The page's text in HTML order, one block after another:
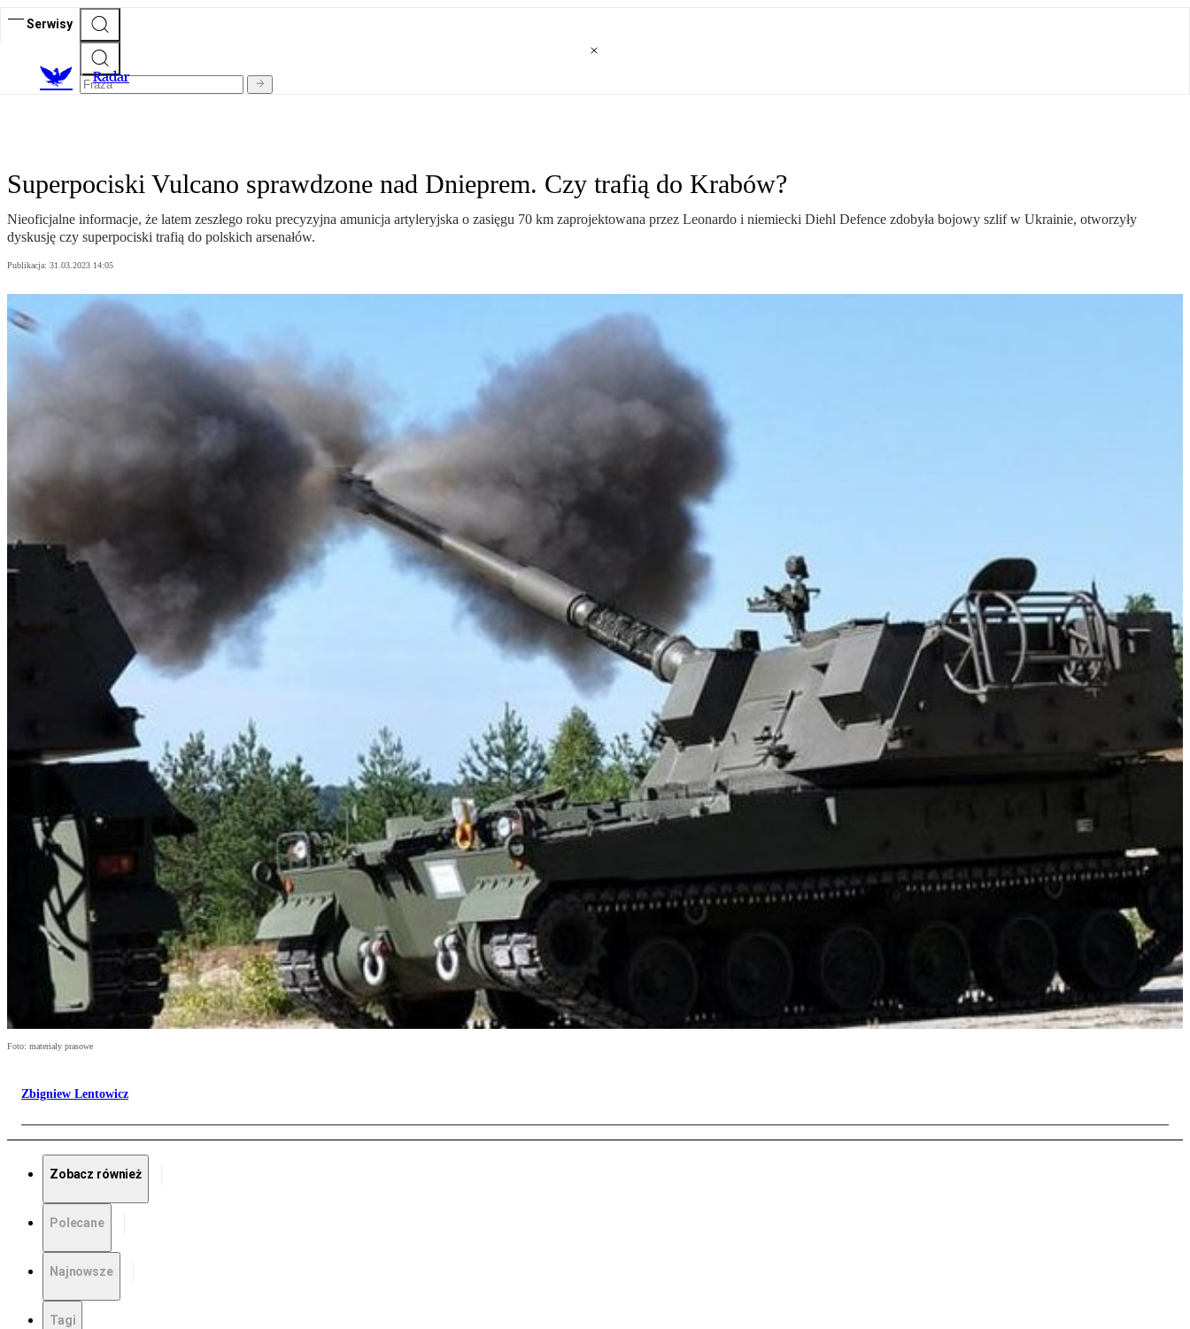
Serwisy
Radar
Superpociski Vulcano sprawdzone nad Dnieprem. Czy trafią do Krabów?
Nieoficjalne informacje, że latem zeszłego roku precyzyjna amunicja artyleryjska o zasięgu 70 km zaprojektowana przez Leonardo i niemiecki Diehl Defence zdobyła bojowy szlif w Ukrainie, otworzyły
dyskusję czy superpociski trafią do polskich arsenałów.
Publikacja: 31.03.2023 14:05
Foto: materiały prasowe
Zbigniew Lentowicz
Zobacz również
Polecane
Najnowsze
Tagi